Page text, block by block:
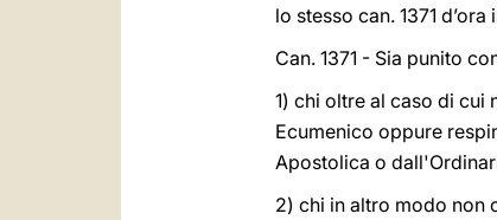
lo stesso can. 1371
Can. 1371 - Sia punito
1) chi oltre al caso di cui
Ecumenico oppure
Apostolica o
2) chi in altro modo non